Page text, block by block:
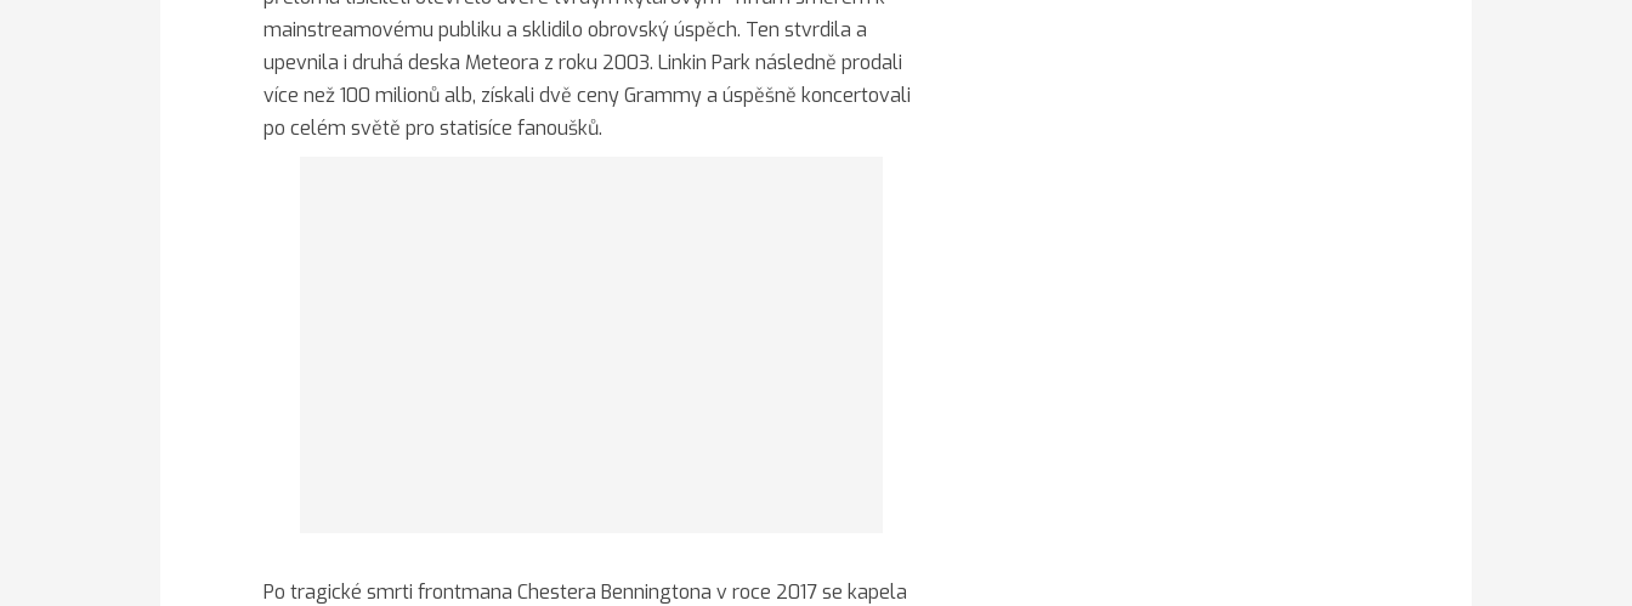
mainstreamovému publiku a sklidilo obrovský úspěch. Ten stvrdila a
upevnila i druhá deska Meteora z roku 2003. Linkin Park následně prodali
více než 100 milionů alb, získali dvě ceny Grammy a úspěšně koncertovali
po celém světě pro statisíce fanoušků.
Po tragické smrti frontmana Chestera Benningtona v roce 2017 se kapela